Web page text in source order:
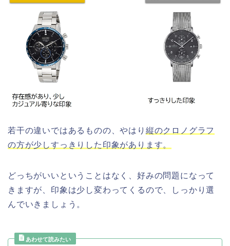
若干の違いではあるものの、やはり 縦のクロノグラフ
の方が少しすっきりした印象があります。
どっちがいいということはなく、好みの問題になって
きますが、印象は少し変わってくるので、しっかり選
んでいきましょう。